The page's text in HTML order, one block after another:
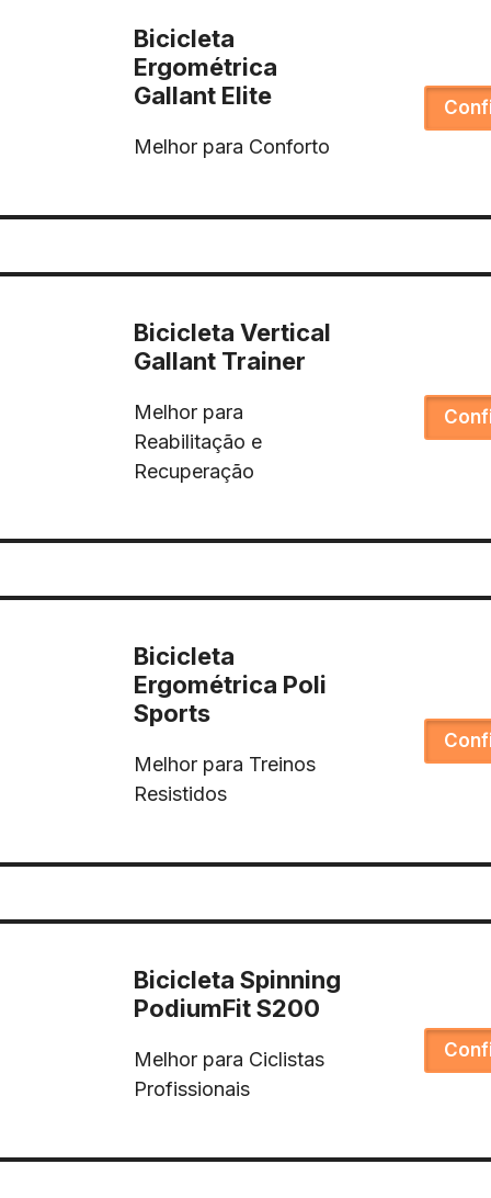
Bicicleta
Ergométrica
Gallant Elite
Melhor para Conforto
Bicicleta Vertical
Gallant Trainer
Melhor para
Reabilitação e
Recuperação
Bicicleta
Ergométrica Poli
Sports
Melhor para Treinos
Resistidos
Bicicleta Spinning
PodiumFit S200
Melhor para Ciclistas
Profissionais